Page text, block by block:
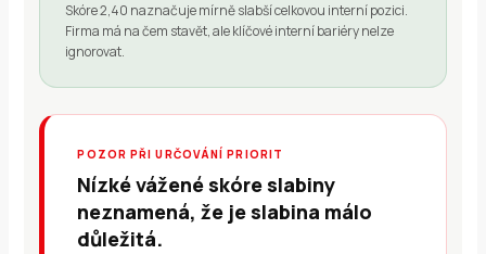
Skóre 2,40 naznačuje mírně slabší celkovou interní pozici.
Firma má na čem stavět, ale klíčové interní bariéry nelze
ignorovat.
POZOR PŘI URČOVÁNÍ PRIORIT
Nízké vážené skóre slabiny
neznamená, že je slabina málo
důležitá.